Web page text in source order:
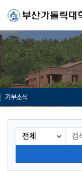
기부소식